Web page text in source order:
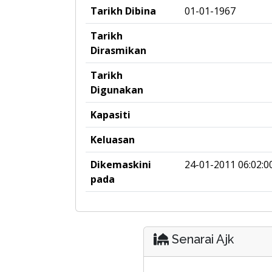
Tarikh Dibina
01-01-1967
Tarikh
Dirasmikan
Tarikh
Digunakan
Kapasiti
Keluasan
Dikemaskini
pada
24-01-2011
Senarai Ajk